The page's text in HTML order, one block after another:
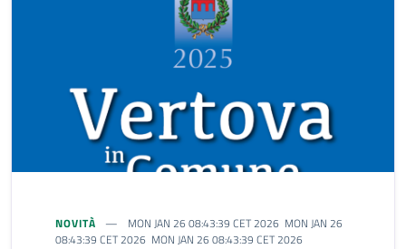
NOVITÀ
MON JAN 26 08:43:39 CET 2026 MON JAN 26
08:43:39 CET 2026 MON JAN 26 08:43:39 CET 2026